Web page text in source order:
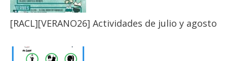
[RACL][VERANO26] Actividades de julio y agosto